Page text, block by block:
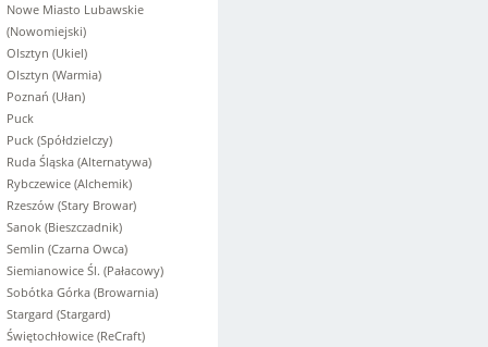
Nowe Miasto Lubawskie
(Nowomiejski)
Olsztyn (Ukiel)
Olsztyn (Warmia)
Poznań (Ułan)
Puck
Puck (Spółdzielczy)
Ruda Śląska (Alternatywa)
Rybczewice (Alchemik)
Rzeszów (Stary Browar)
Sanok (Bieszczadnik)
Semlin (Czarna Owca)
Siemianowice Śl. (Pałacowy)
Sobótka Górka (Browarnia)
Stargard (Stargard)
Świętochłowice (ReCraft)